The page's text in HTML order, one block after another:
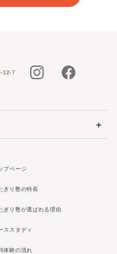
12-7
プページ
ぎり塾の特長
ぎり塾が選ばれる理由
ススタディ
体験の流れ